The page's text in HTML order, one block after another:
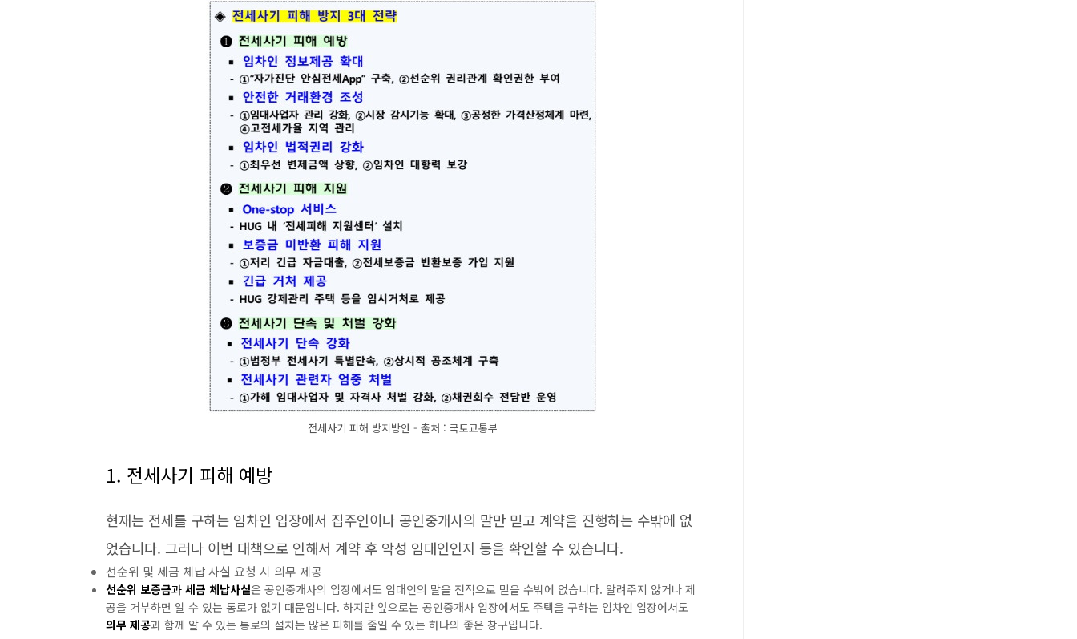
전세사기 피해 방지방안 - 출처 : 국토교통부
1. 전세사기 피해 예방
현재는 전세를 구하는 임차인 입장에서 집주인이나 공인중개사의 말만 믿고 계약을 진행하는 수밖에 없
었습니다. 그러나 이번 대책으로 인해서 계약 후 악성 임대인인지 등을 확인할 수 있습니다.
선순위 및 세금 체납 사실 요청 시 의무 제공
선순위 보증금과 세금 체납사실은 공인중개사의 입장에서도 임대인의 말을 전적으로 믿을 수밖에 없습니다. 알려주지 않거나 제
공을 거부하면 알 수 있는 통로가 없기 때문입니다. 하지만 앞으로는 공인중개사 입장에서도 주택을 구하는 임차인 입장에서도
의무 제공과 함께 알 수 있는 통로의 설치는 많은 피해를 줄일 수 있는 하나의 좋은 창구입니다.